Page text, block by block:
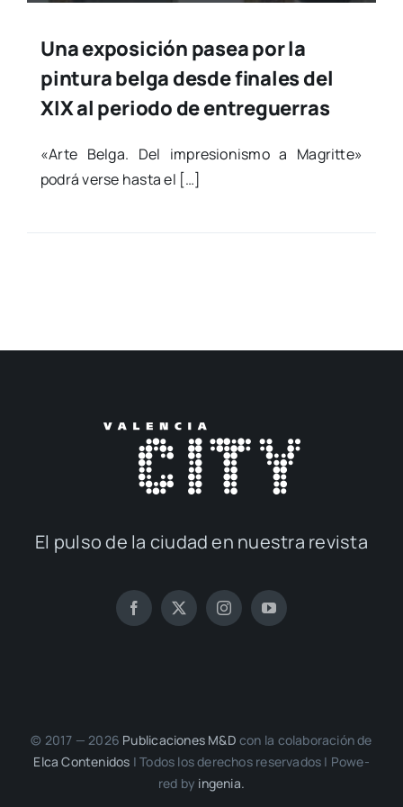
Una exposición pasea por la
pintura belga desde finales del
XIX al periodo de entreguerras
«Arte Bel­ga. Del impre­sio­nis­mo a Magrit­te»
podrá ver­se has­ta el […]
El pul­so de la ciu­dad en nues­tra revis­ta
© 2017 — 2026 Publi­ca­cio­nes M&D con la cola­bo­ra­ción de
Elca Con­te­ni­dos | Todos los dere­chos reser­va­dos | Powe­
red by inge­nia.